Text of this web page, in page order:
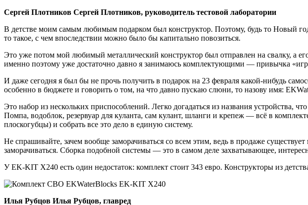
Сергей Плотников Сергей Плотников, руководитель тестовой лаборатории
В детстве моим самым любимым подарком был конструктор. Поэтому, будь то Новый
то такое, с чем впоследствии можно было бы капитально повозиться.
Это уже потом мой любимый металлический конструктор был отправлен на свалку, а
именно поэтому уже достаточно давно я занимаюсь комплектующими — привычка
И даже сегодня я был бы не прочь получить в подарок на 23 февраля какой-нибудь
особенно в бюджете и говорить о том, на что давно пускаю слюни, то назову имя:
Это набор из нескольких приспособлений. Легко догадаться из названия устройства,
Помпа, водоблок, резервуар для куланта, сам кулант, шланги и крепеж — всё в
плоскогубцы) и собрать все это дело в единую систему.
Не спрашивайте, зачем вообще заморачиваться со всем этим, ведь в продаже
заморачиваться. Сборка подобной системы — это в самом деле захватывающее,
У EK-KIT X240 есть один недостаток: комплект стоит 343 евро. Конструкторы из
Илья Рубцов Илья Рубцов, главред